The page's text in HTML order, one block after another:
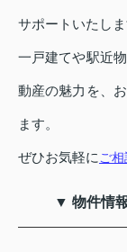
サポートいたしま
一戸建てや駅近
動産の魅力を、
ます。
ぜひお気軽にご相
▼ 物件情